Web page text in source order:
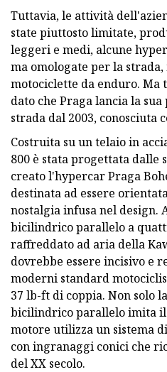
Tuttavia, le attività
state piuttosto limitate,
leggeri e medi, alcune
ma omologate per la
motociclette da enduro. Ma
dato che Praga lancia la
strada dal 2003, conosciuta
Costruita su un telaio in
800 è stata progettata dalle
creato l'hypercar Praga
destinata ad essere
nostalgia infusa nel design.
bicilindrico parallelo a
raffreddato ad aria della
dovrebbe essere incisivo e
moderni standard
37 lb-ft di coppia. Non solo
bicilindrico parallelo imita
motore utilizza un sistema
con ingranaggi conici che
del XX secolo.